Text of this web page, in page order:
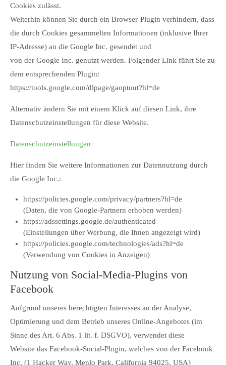
Cookies zulässt.
Weiterhin können Sie durch ein Browser-Plugin verhindern, dass
die durch Cookies gesammelten Informationen (inklusive Ihrer
IP-Adresse) an die Google Inc. gesendet und
von der Google Inc. genutzt werden. Folgender Link führt Sie zu
dem entsprechenden Plugin:
https://tools.google.com/dlpage/gaoptout?hl=de
Alternativ ändern Sie mit einem Klick auf diesen Link, ihre
Datenschutzeinstellungen für diese Website.
Datenschutzeinstellungen
Hier finden Sie weitere Informationen zur Datennutzung durch
die Google Inc.:
https://policies.google.com/privacy/partners?hl=de
(Daten, die von Google-Partnern erhoben werden)
https://adssettings.google.de/authenticated
(Einstellungen über Werbung, die Ihnen angezeigt wird)
https://policies.google.com/technologies/ads?hl=de
(Verwendung von Cookies in Anzeigen)
Nutzung von Social-Media-Plugins von
Facebook
Aufgrund unseres berechtigten Interesses an der Analyse,
Optimierung und dem Betrieb unseres Online-Angebotes (im
Sinne des Art. 6 Abs. 1 lit. f. DSGVO), verwendet diese
Website das Facebook-Social-Plugin, welches von der Facebook
Inc. (1 Hacker Way, Menlo Park, California 94025, USA)